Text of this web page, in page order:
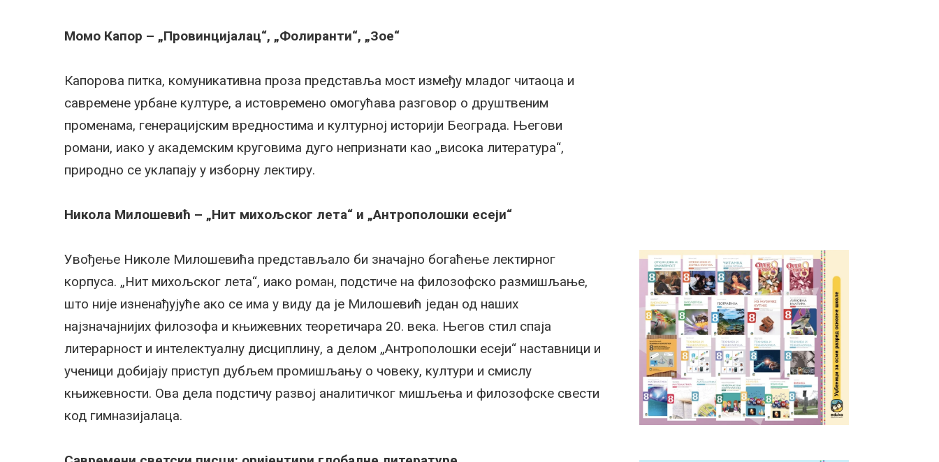
Момо Капор – „Провинцијалац“, „Фолиранти“, „Зое“
Капорова питка, комуникативна проза представља мост између младог читаоца и
савремене урбане културе, а истовремено омогућава разговор о друштвеним
променама, генерацијским вредностима и културној историји Београда. Његови
романи, иако у академским круговима дуго непризнати као „висока литература“,
природно се уклапају у изборну лектиру.
Никола Милошевић – „Нит михољског лета“ и „Антрополошки есеји“
Увођење Николе Милошевића представљало би значајно богаћење лектирног
корпуса. „Нит михољског лета“, иако роман, подстиче на филозофско размишљање,
што није изненађујуће ако се има у виду да је Милошевић један од наших
најзначајнијих филозофа и књижевних теоретичара 20. века. Његов стил спаја
литерарност и интелектуалну дисциплину, а делом „Антрополошки есеји“ наставници и
ученици добијају приступ дубљем промишљању о човеку, култури и смислу
књижевности. Ова дела подстичу развој аналитичког мишљења и филозофске свести
код гимназијалаца.